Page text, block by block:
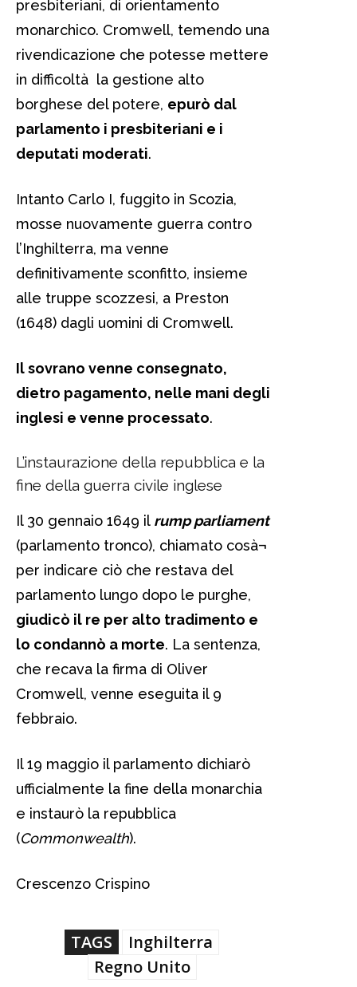
presbiteriani, di orientamento
monarchico. Cromwell, temendo una
rivendicazione che potesse mettere
in difficoltà la gestione alto
borghese del potere, epurò dal
parlamento i presbiteriani e i
deputati moderati.
Intanto Carlo I, fuggito in Scozia,
mosse nuovamente guerra contro
l’Inghilterra, ma venne
definitivamente sconfitto, insieme
alle truppe scozzesi, a Preston
(1648) dagli uomini di Cromwell.
Il sovrano venne consegnato,
dietro pagamento, nelle mani degli
inglesi e venne processato.
L’instaurazione della repubblica e la
fine della guerra civile inglese
Il 30 gennaio 1649 il rump parliament
(parlamento tronco), chiamato cosà¬
per indicare ciò che restava del
parlamento lungo dopo le purghe,
giudicò il re per alto tradimento e
lo condannò a morte. La sentenza,
che recava la firma di Oliver
Cromwell, venne eseguita il 9
febbraio.
Il 19 maggio il parlamento dichiarò
ufficialmente la fine della monarchia
e instaurò la repubblica
(Commonwealth).
Crescenzo Crispino
TAGS
Inghilterra
Regno Unito